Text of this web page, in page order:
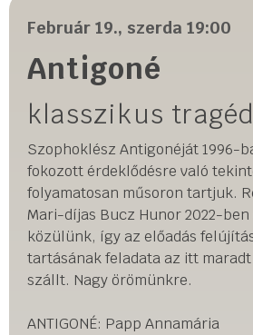
Február 19., szerda 19:00
Antigoné
klasszikus
Szophoklész Antigonéját 1996-
fokozott érdeklődésre való
folyamatosan műsoron tartjuk.
Mari-díjas Bucz Hunor 2022-
közülünk, így az előadás
tartásának feladata az itt
szállt. Nagy örömünkre.
ANTIGONÉ: Papp Annamária